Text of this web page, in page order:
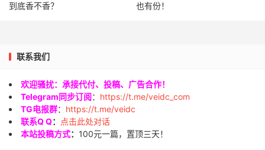
到底香不香？
也有份！
联系我们
欢迎骚扰：承接代付、投稿、广告合作！
Telegram同步订阅： https://t.me/veidc_com
TG电报群： https://t.me/veidc
联系Q Q：
点击此处对话
本站投稿方式： 100元一篇，置顶三天！